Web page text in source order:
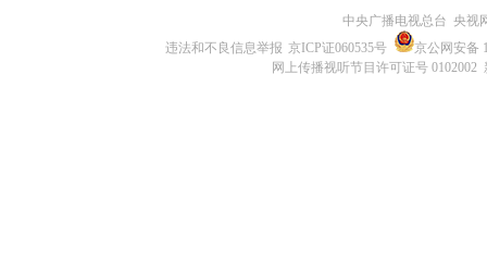
中央广播电视总台 央视
违法和不良信息举报 京ICP证060535号
京公网安备
网上传播视听节目许可证号 0102002